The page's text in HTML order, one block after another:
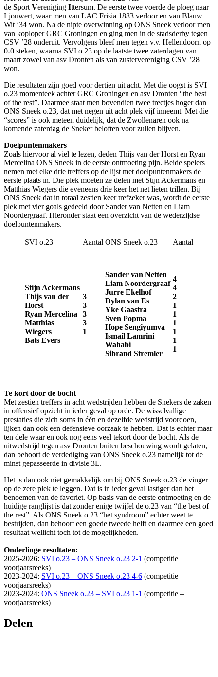
de Sport Vereniging Ittersum. De eerste twee voerde de ploeg naar
Ljouwert, waar men van LAC Frisia 1883 verloor en van Blauw
Wit ’34 won. Na de nipte overwinning op ONS Sneek verloor men
van koploper GRC Groningen en ging men in de stadsderby tegen
CSV ’28 onderuit. Vervolgens bleef men tegen v.v. Hellendoorn op
0-0 steken, waarna SVI o.23 op de laatste twee zaterdagen van
maart zowel van asv Dronten als van zustervereniging CSV ’28
won.
Die resultaten zijn goed voor dertien uit acht. Met die oogst is SVI
o.23 momenteek achter GRC Groningen en asv Dronten “the best
of the rest”. Daarmee staat men bovendien twee treetjes hoger dan
ONS Sneek o.23, dat met negen uit acht plek vijf inneemt. Met die
“scores” is ook meteen duidelijk, dat de Zwollenaren ook na
komende zaterdag de Sneker beloften voor zullen blijven.
​Doelpuntenmakers
​Zoals hiervoor al viel te lezen, deden Thijs van der Horst en Ryan
Mercelina ONS Sneek in de eerste ontmoeting pijn. Beide spelers
nemen met elke drie treffers op de lijst met doelpuntenmakers de
eerste plaats in. Die plek moeten ze delen met Stijn Ackermans en
Matthias Wiegers die eveneens drie keer het net lieten trillen. Bij
ONS Sneek dat in totaal zestien keer trefzeker was, wordt de eerste
plek met vier goals gedeeld door Sander van Netten en Liam
Noordergraaf. Hieronder staat een overzicht van de wederzijdse
doelpuntenmakers.
SVI o.23 Aantal ONS Sneek o.23 Aantal
Stijn Ackermans
Thijs van der
Horst
​Ryan Mercelina
Matthias
Wiegers
Bats Evers
3
3
3
3
1
Sander van Netten
Liam Noordergraaf
Jurre Ekelhof
Dylan van Es
Yke Gaastra
Sven Popma
Hope Sengiyumva
Ismail Lamrini
Wahabi
Sibrand Stremler
4
4
2
1
1
1
1
1
​1
​Te kort door de bocht
Met zestien treffers in acht wedstrijden hebben de Snekers de zaken
in offensief opzicht in ieder geval op orde. De wisselvallige
prestaties die zich soms in één en dezelfde wedstrijd voordoen,
lijken dan ook een defensieve oorzaak te hebben. Dat is echter maar
ten dele waar en ook nog eens veel tekort door de bocht. Als de
uitwedstrijd tegen asv Dronten buiten beschouwing wordt gelaten,
dan behoort de verdediging van ONS Sneek o.23 namelijk tot de
minst gepasseerde in divisie 3L.
Het is dan ook niet gemakkelijk om bij ONS Sneek o.23 de vinger
op de zere plek te leggen. Dat is in ieder geval lastiger dan het
benoemen van de favoriet. Op basis van de eerste ontmoeting en de
huidige ranglijst is dat zonder enige twijfel de o.23 van “the best of
the rest”. Als ONS Sneek o.23 “het syndroom” echter weet te
bestrijden, dan behoort een goede tweede helft en daarmee een goed
resultaat wellicht toch tot de mogelijkheden.
Onderlinge resultaten:
2025-2026: SVI o.23 – ONS Sneek o.23 2-1 (competitie
voorjaarsreeks)
2023-2024: SVI o.23 – ONS Sneek o.23 4-6 (competitie –
voorjaarsreeks)
2023-2024: ONS Sneek o.23 – SVI o.23 1-1 (competitie –
voorjaarsreeks)
Delen